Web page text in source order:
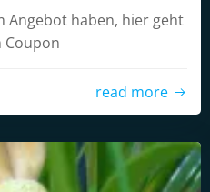
Angebot haben, hier geht
Coupon
read more